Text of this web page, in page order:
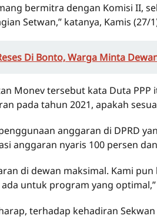
bermitra dengan Komisi II,
Setwan,” katanya, Kamis (27/
Di Bonto, Warga Minta
Monev tersebut kata Duta
pada tahun 2021, apakah
anggaran di DPRD
anggaran nyaris 100 persen
di dewan maksimal. Kami
untuk program yang optimal,”
terhadap kehadiran